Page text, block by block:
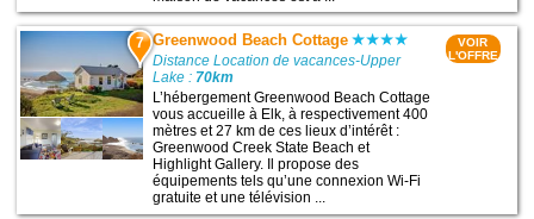
7 Greenwood Beach Cottage
Distance Location de vacances-Upper
Lake : 70km
L’hébergement Greenwood Beach Cottage
vous accueille à Elk, à respectivement 400
mètres et 27 km de ces lieux d’intérêt :
Greenwood Creek State Beach et
Highlight Gallery. Il propose des
équipements tels qu’une connexion Wi-Fi
gratuite et une télévision ...
VOIR
L'OFFRE